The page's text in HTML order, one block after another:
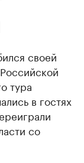
своей
тура
в гостях
со